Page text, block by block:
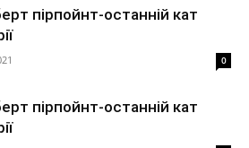
пірпойнт-останній кат
0
пірпойнт-останній кат